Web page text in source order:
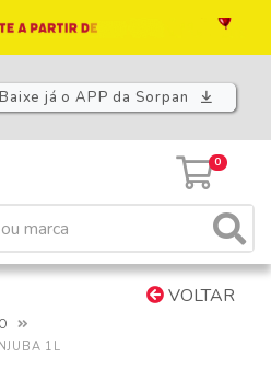
Baixe já o APP da Sorpan
0
VOLTAR
1L